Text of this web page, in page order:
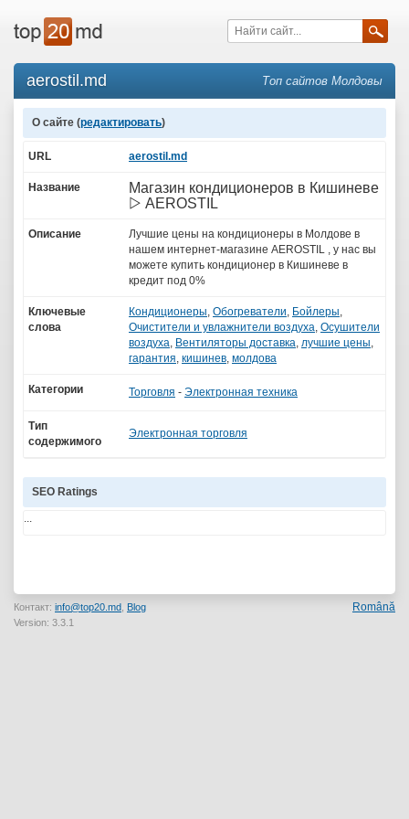
aerostil.md Топ сайтов Молдовы
О сайте (редактировать)
URL aerostil.md
Название
Магазин кондиционеров в Кишиневе
▷ AEROSTIL
Описание
Лучшие цены на кондиционеры в Молдове в
нашем интернет-магазине AEROSTIL , у нас вы
можете купить кондиционер в Кишиневе в
кредит под 0%
Ключевые
слова
Кондиционеры, Обогреватели, Бойлеры,
Очистители и увлажнители воздуха, Осушители
воздуха, Вентиляторы доставка, лучшие цены,
гарантия, кишинев, молдова
Категории Торговля - Электронная техника
Тип
содержимого
Электронная торговля
SEO Ratings
...
Контакт: info@top20.md Blog
Version: 3.3.1
Română